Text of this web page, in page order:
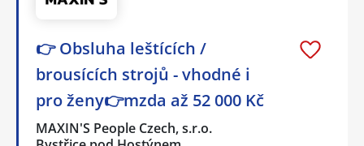
👉 Obsluha leštících /
brousících strojů - vhodné i
pro ženy👉mzda až 52 000 Kč
MAXIN'S People Czech, s.r.o.